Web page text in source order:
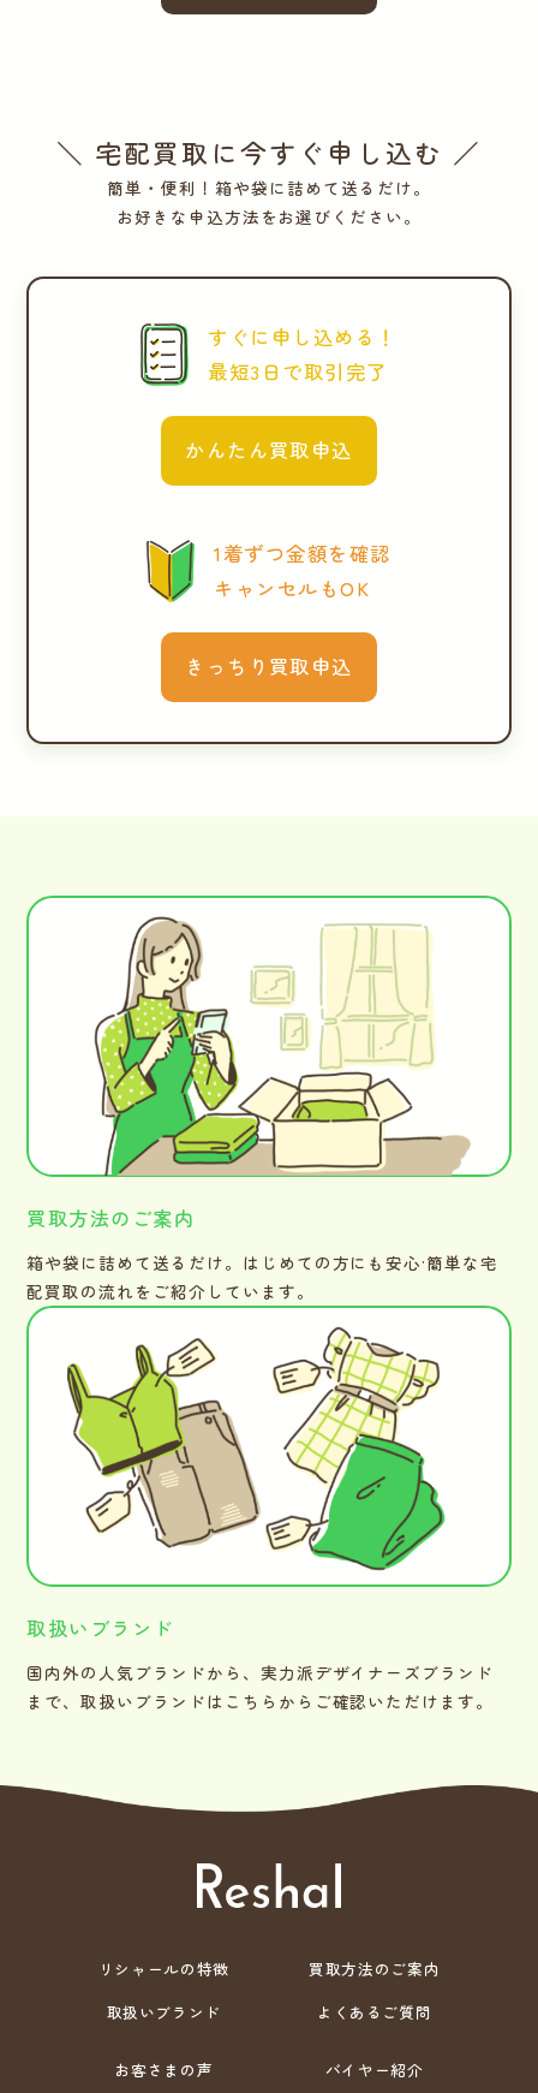
＼ 宅配買取に今すぐ申し込む ／
簡単・便利！箱や袋に詰めて送るだけ。
お好きな申込方法をお選びください。
すぐに申し込める！
最短3日で取引完了
かんたん買取申込
1着ずつ金額を確認
キャンセルもOK
きっちり買取申込
買取方法のご案内
箱や袋に詰めて送るだけ。はじめての方にも安心·簡単な宅
配買取の流れをご紹介しています。
取扱いブランド
国内外の人気ブランドから、実力派デザイナーズブランド
まで、取扱いブランドはこちらからご確認いただけます。
リシャールの特徴
買取方法のご案内
取扱いブランド
よくあるご質問
お客さまの声 バイヤー紹介